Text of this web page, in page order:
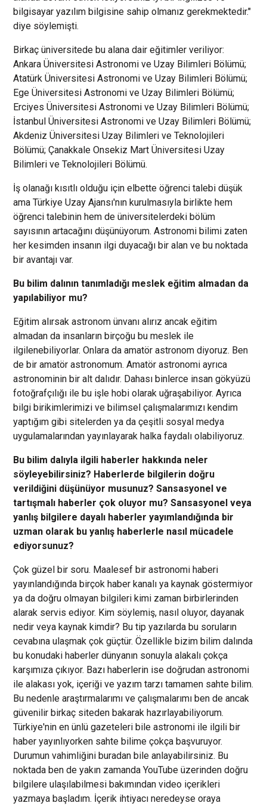
bilgisayar yazılım bilgisine sahip olmanız gerekmektedir."
diye söylemişti.
Birkaç üniversitede bu alana dair eğitimler veriliyor:
Ankara Üniversitesi Astronomi ve Uzay Bilimleri Bölümü;
Atatürk Üniversitesi Astronomi ve Uzay Bilimleri Bölümü;
Ege Üniversitesi Astronomi ve Uzay Bilimleri Bölümü;
Erciyes Üniversitesi Astronomi ve Uzay Bilimleri Bölümü;
İstanbul Üniversitesi Astronomi ve Uzay Bilimleri Bölümü;
Akdeniz Üniversitesi Uzay Bilimleri ve Teknolojileri
Bölümü; Çanakkale Onsekiz Mart Üniversitesi Uzay
Bilimleri ve Teknolojileri Bölümü.
İş olanağı kısıtlı olduğu için elbette öğrenci talebi düşük
ama Türkiye Uzay Ajansı'nın kurulmasıyla birlikte hem
öğrenci talebinin hem de üniversitelerdeki bölüm
sayısının artacağını düşünüyorum. Astronomi bilimi zaten
her kesimden insanın ilgi duyacağı bir alan ve bu noktada
bir avantajı var.
Bu bilim dalının tanımladığı meslek eğitim almadan da
yapılabiliyor mu?
Eğitim alırsak astronom ünvanı alırız ancak eğitim
almadan da insanların birçoğu bu meslek ile
ilgilenebiliyorlar. Onlara da amatör astronom diyoruz. Ben
de bir amatör astronomum. Amatör astronomi ayrıca
astronominin bir alt dalıdır. Dahası binlerce insan gökyüzü
fotoğrafçılığı ile bu işle hobi olarak uğraşabiliyor. Ayrıca
bilgi birikimlerimizi ve bilimsel çalışmalarımızı kendim
yaptığım gibi sitelerden ya da çeşitli sosyal medya
uygulamalarından yayınlayarak halka faydalı olabiliyoruz.
Bu bilim dalıyla ilgili haberler hakkında neler
söyleyebilirsiniz? Haberlerde bilgilerin doğru
verildiğini düşünüyor musunuz? Sansasyonel ve
tartışmalı haberler çok oluyor mu? Sansasyonel veya
yanlış bilgilere dayalı haberler yayımlandığında bir
uzman olarak bu yanlış haberlerle nasıl mücadele
ediyorsunuz?
Çok güzel bir soru. Maalesef bir astronomi haberi
yayınlandığında birçok haber kanalı ya kaynak göstermiyor
ya da doğru olmayan bilgileri kimi zaman birbirlerinden
alarak servis ediyor. Kim söylemiş, nasıl oluyor, dayanak
nedir veya kaynak kimdir? Bu tip yazılarda bu soruların
cevabına ulaşmak çok güçtür. Özellikle bizim bilim dalında
bu konudaki haberler dünyanın sonuyla alakalı çokça
karşımıza çıkıyor. Bazı haberlerin ise doğrudan astronomi
ile alakası yok, içeriği ve yazım tarzı tamamen sahte bilim.
Bu nedenle araştırmalarımı ve çalışmalarımı ben de ancak
güvenilir birkaç siteden bakarak hazırlayabiliyorum.
Türkiye'nin en ünlü gazeteleri bile astronomi ile ilgili bir
haber yayınlıyorken sahte bilime çokça başvuruyor.
Durumun vahimliğini buradan bile anlayabilirsiniz. Bu
noktada ben de yakın zamanda YouTube üzerinden doğru
bilgilere ulaşılabilmesi bakımından video içerikleri
yazmaya başladım. İçerik ihtiyacı neredeyse oraya